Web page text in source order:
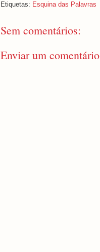
Etiquetas: Esquina das Palavras
Sem comentários:
Enviar um comentário